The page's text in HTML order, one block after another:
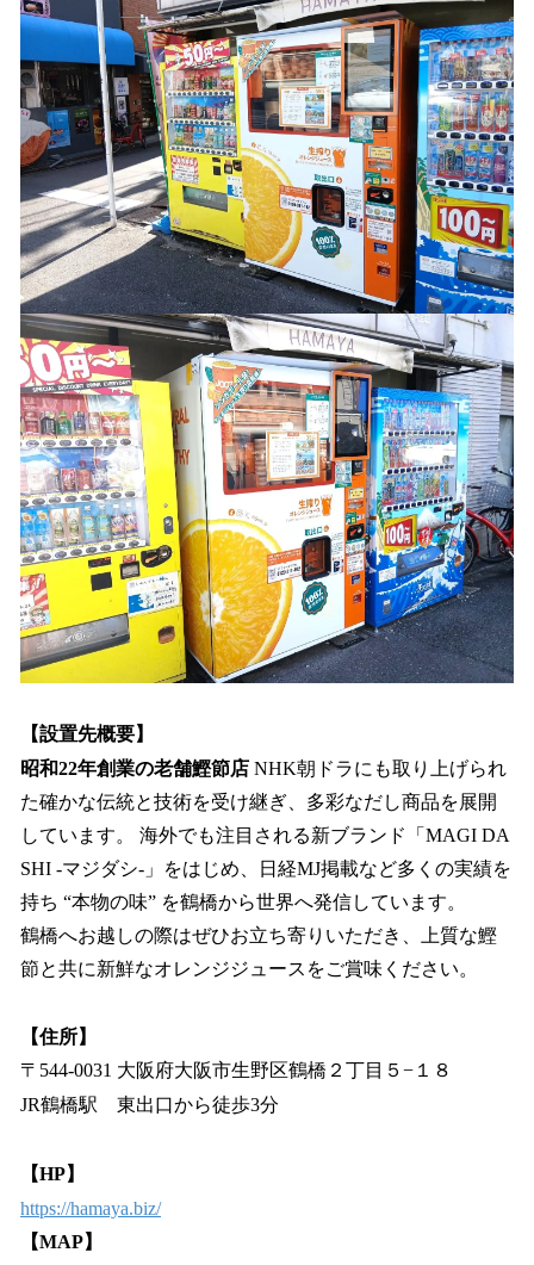
【設置先概要】
昭和22年創業の老舗鰹節店 NHK朝ドラにも取り上げられ
た確かな伝統と技術を受け継ぎ、多彩なだし商品を展開
しています。 海外でも注目される新ブランド「MAGI DA
SHI -マジダシ-」をはじめ、日経MJ掲載など多くの実績を
持ち “本物の味” を鶴橋から世界へ発信しています。
鶴橋へお越しの際はぜひお立ち寄りいただき、上質な鰹
節と共に新鮮なオレンジジュースをご賞味ください。
【住所】
〒544-0031 大阪府大阪市生野区鶴橋２丁目５−１８
JR鶴橋駅 東出口から徒歩3分
【HP】
https://hamaya.biz/
【MAP】